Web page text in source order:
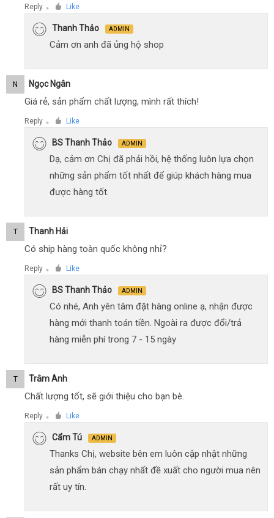
Reply ● Like
Thanh Thảo ADMIN
Cảm ơn anh đã ủng hộ shop
N Ngọc Ngân
Giá rẻ, sản phẩm chất lượng, mình rất thích!
Reply ● Like
BS Thanh Thảo ADMIN
Dạ, cảm ơn Chị đã phải hồi, hệ thống luôn lựa chọn
những sản phẩm tốt nhất để giúp khách hàng mua
được hàng tốt.
T Thanh Hải
Có ship hàng toàn quốc không nhỉ?
Reply ● Like
BS Thanh Thảo ADMIN
Có nhé, Anh yên tâm đặt hàng online ạ, nhận được
hàng mới thanh toán tiền. Ngoài ra được đổi/trả
hàng miễn phí trong 7 - 15 ngày
T Trâm Anh
Chất lượng tốt, sẽ giới thiệu cho bạn bè.
Reply ● Like
Cẩm Tú ADMIN
Thanks Chị, website bên em luôn cập nhật những
sản phẩm bán chạy nhất đề xuất cho người mua nên
rất uy tín.